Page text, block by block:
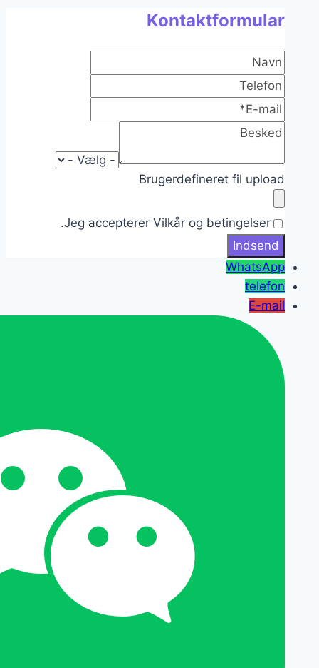
Kontaktformular
Brugerdefineret fil upload
Jeg accepterer Vilkår og betingelser.
WhatsApp
telefon
E-mail